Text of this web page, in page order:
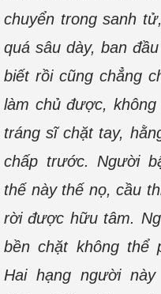
chuyển trong sanh
quá sâu dày, ban
biết rồi cũng chẳng
làm chủ được,
tráng sĩ chặt tay,
chấp trước. Người
thế này thế nọ, cầu
rời được hữu tâm.
bền chặt không thể
Hai hạng người